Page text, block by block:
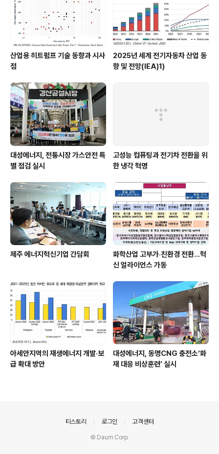
산업용 히트펌프 기술 동향과 시사
점
2025년 세계 전기자동차 산업 동
향 및 전망(IEA)1)
대성에너지, 전통시장 가스안전 특
별 점검 실시
고성능 컴퓨팅과 전기차 전환을 위
한 냉각 혁명
제주 에너지혁신기업 간담회
화학산업 고부가‧친환경 전환…혁
신 얼라이언스 가동
아세안지역의 재생에너지 개발·보
급 확대 방안
대성에너지, 동명CNG 충전소‘화
재 대응 비상훈련’ 실시
티스토리 로그인 고객센터
© Daum Corp.